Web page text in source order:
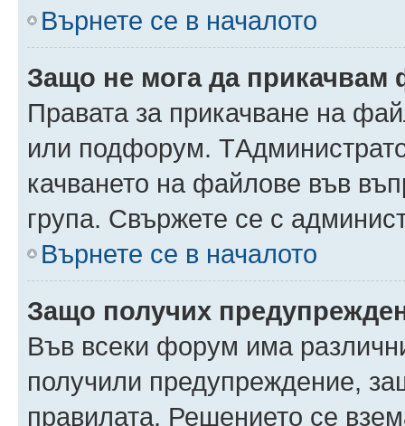
Върнете се в началото
Защо не мога да прикачвам
Правата за прикачване на
или подфорум.
качването на файлове във
група. Свържете се с
Върнете се в началото
Защо получих
Във всеки форум има
получили предупреждение,
правилата. Решението се